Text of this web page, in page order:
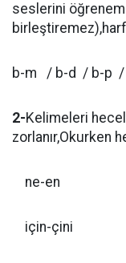
seslerini
b-m / b-d / b-p /
2-Kelimeleri
zorlanır,Okurken
ne-en
için-çini